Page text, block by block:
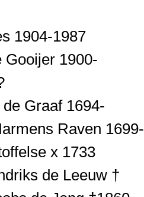
1904-1987
Gooijer 1900-
Graaf 1694-
Raven 1699-
x 1733
de Leeuw †